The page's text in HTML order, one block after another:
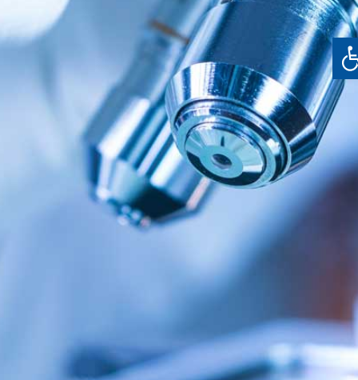
סרגל נגישות